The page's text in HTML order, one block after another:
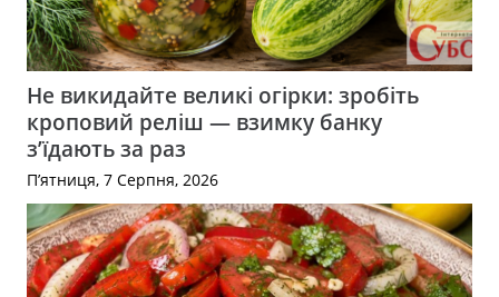
Не викидайте великі огірки: зробіть
кроповий реліш — взимку банку
з’їдають за раз
П’ятниця, 7 Серпня, 2026